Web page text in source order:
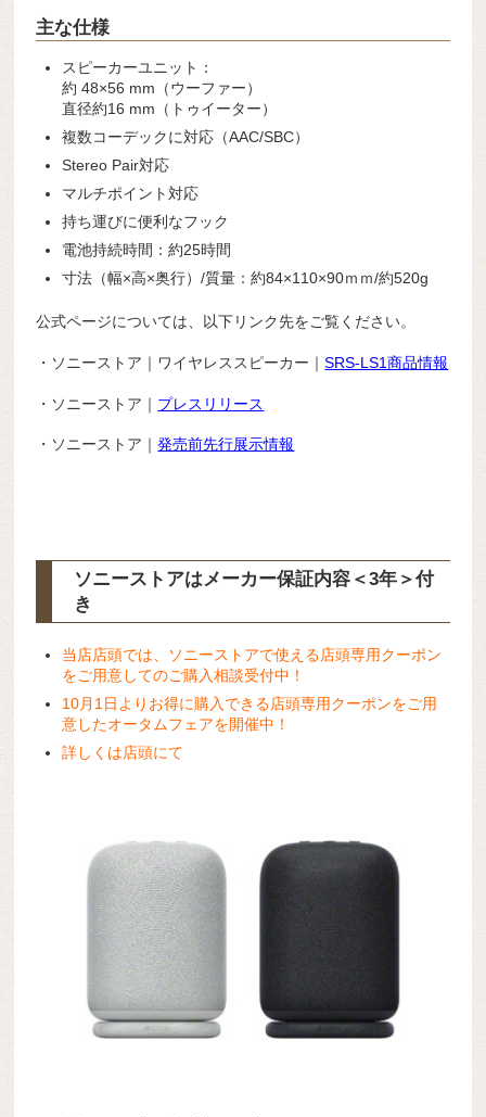
主な仕様
スピーカーユニット：
約 48×56 mm（ウーファー）
直径約16 mm（トゥイーター）
複数コーデックに対応（AAC/SBC）
Stereo Pair対応
マルチポイント対応
持ち運びに便利なフック
電池持続時間：約25時間
寸法（幅×高×奥行）/質量：約84×110×90ｍｍ/約520g
公式ページについては、以下リンク先をご覧ください。
・ソニーストア｜ワイヤレススピーカー｜SRS-LS1商品情報
・ソニーストア｜ プレスリリース
・ソニーストア｜発売前先行展示情報
ソニーストアはメーカー保証内容 ＜3年＞付
き
当店店頭では、ソニーストアで使える店頭専用クーポン
をご用意してのご購入相談受付中！
10月1日よりお得に購入できる店頭専用クーポンをご用
意したオータムフェアを開催中！
詳しくは店頭にて